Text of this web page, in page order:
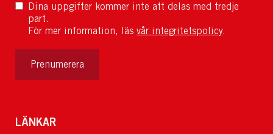
Dina uppgifter kommer inte att delas med tredje
part.
För mer information, läs vår integritetspolicy.
Prenumerera
LÄNKAR